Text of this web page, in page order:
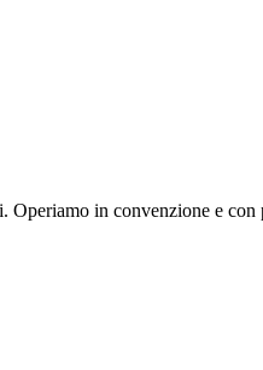
Operiamo in convenzione e con